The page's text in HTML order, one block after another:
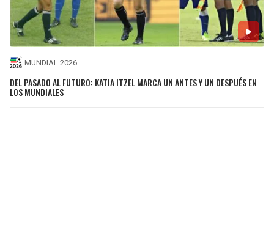
MUNDIAL 2026
DEL PASADO AL FUTURO: KATIA ITZEL MARCA UN ANTES Y UN DESPUÉS EN
LOS MUNDIALES